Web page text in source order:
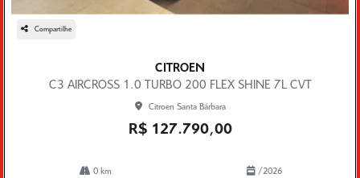
Compartilhe
CITROEN
C3 AIRCROSS 1.0 TURBO 200 FLEX SHINE 7L CVT
Citroen Santa Bárbara
R$ 127.790,00
0 km /2026